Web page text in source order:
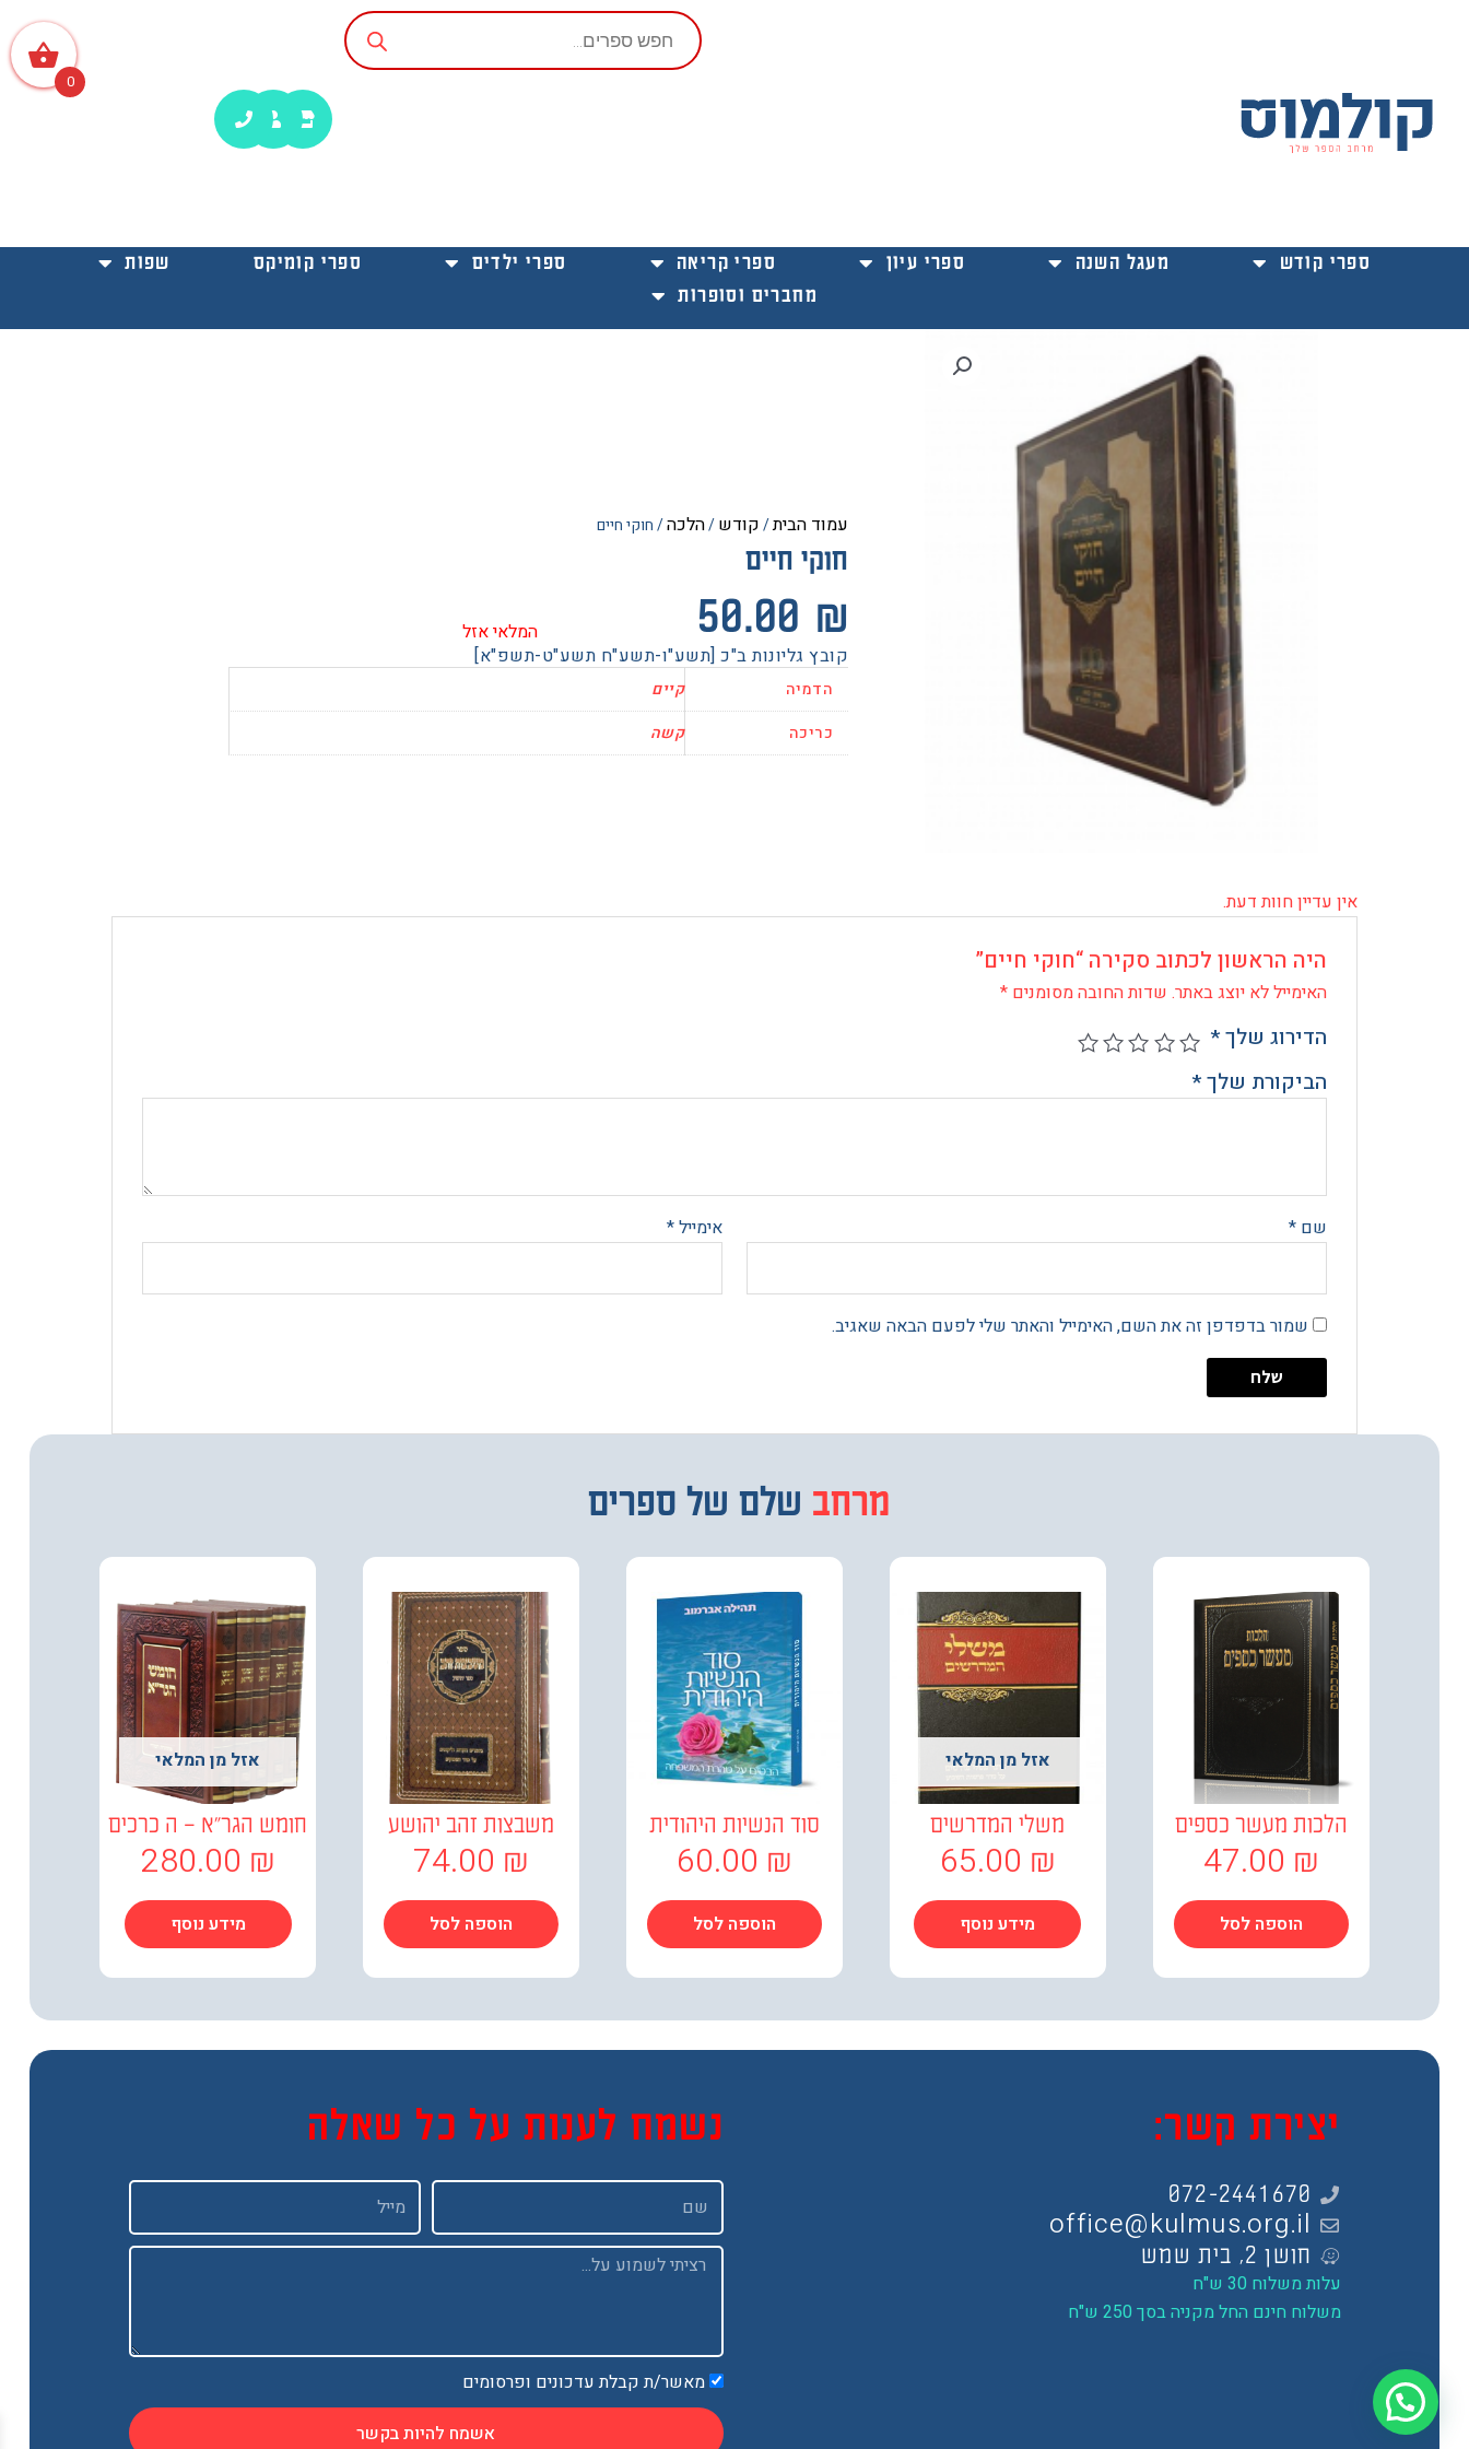
Products
search
ספרי קודש מעגל השנה ספרי עיון ספרי קריאה ספרי ילדים ספרי קומיקס
שפות
מחברים וסופרות
עמוד הבית/קודש/הלכה/ חוקי חיים
חוקי חיים
50.00 ₪
המלאי אזל
קובץ גליונות ב"כ [תשע"ו-תשע"ח תשע"ט-תשפ"א]
הדמיה
קיים
כריכה
קשה
אין עדיין חוות דעת.
היה הראשון לכתוב סקירה “חוקי חיים”
האימייל לא יוצג באתר. שדות החובה מסומנים *
הדירוג שלך*
הביקורת שלך*
שם * אימייל*
שמור בדפדפן זה את השם, האימייל והאתר שלי לפעם הבאה שאגיב.
מבחר שלם של ספרים
הלכות מעשר כספים
47.00 ₪
הוספה לסל
אזל מן המלאי
משלי המדרשים
65.00 ₪
מידע נוסף
סוד הנשיות היהודית
60.00 ₪
הוספה לסל
משבצות זהב יהושע
74.00 ₪
הוספה לסל
אזל מן המלאי
חומש הגר"א – ה כרכים
280.00 ₪
מידע נוסף
יצירת קשר:
072-2441670
office@kulmus.org.il
חושן 2, בית שמש
עלות משלוח 30 ש"ח
משלוח חינם החל מקניה בסך 250 ש"ח
נשמח לענות על כל שאלה
Message
מאשר/ת קבלת עדכונים ופרסומים
אשמח להיות בקשר
0